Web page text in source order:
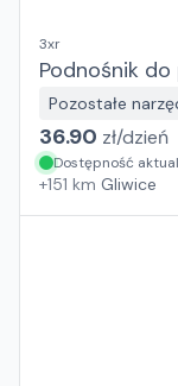
3xr
Podnośnik do
Pozostałe
36.90 zł/dzień
Dostępność
+151 km Gliwice